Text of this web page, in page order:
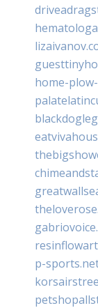
home-
p-